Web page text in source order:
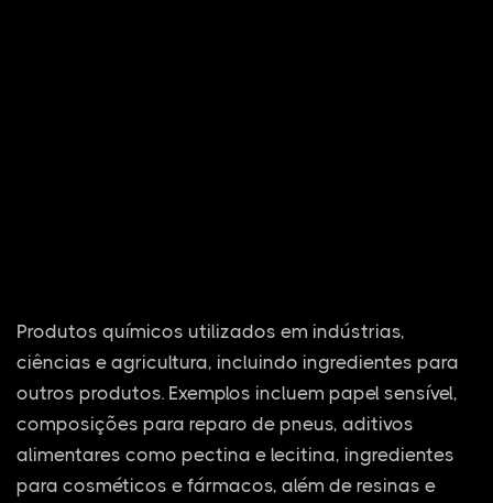
Produtos químicos utilizados em indústrias,
ciências e agricultura, incluindo ingredientes para
outros produtos. Exemplos incluem papel sensível,
composições para reparo de pneus, aditivos
alimentares como pectina e lecitina, ingredientes
para cosméticos e fármacos, além de resinas e